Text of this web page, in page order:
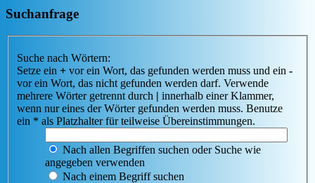
Suchanfrage
Suche nach Wörtern:
Setze ein + vor ein Wort, das gefunden werden muss und ein -
vor ein Wort, das nicht gefunden werden darf. Verwende
mehrere Wörter getrennt durch | innerhalb einer Klammer,
wenn nur eines der Wörter gefunden werden muss. Benutze
ein * als Platzhalter für teilweise Übereinstimmungen.
Nach allen Begriffen suchen oder Suche wie
angegeben verwenden
Nach einem Begriff suchen